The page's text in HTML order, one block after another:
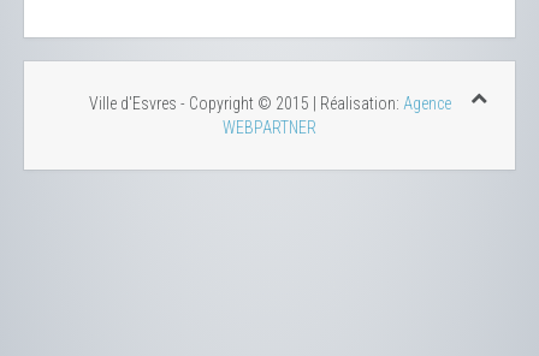
Ville d'Esvres - Copyright © 2015 | Réalisation: Agence
WEBPARTNER